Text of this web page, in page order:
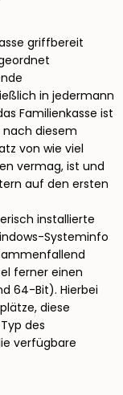
griffbereit
in jedermann
Familienkasse ist
diesem
von wie viel
vermag, ist und
auf den ersten
installierte
Systeminfo
ferner einen
64-Bit). Hierbei
diese
des
verfügbare